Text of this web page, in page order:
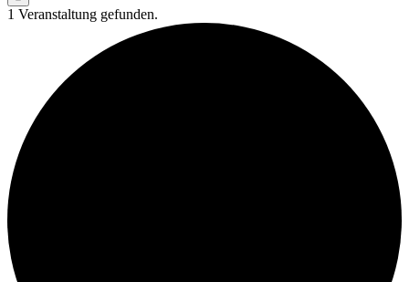
1 Veranstaltung gefunden.